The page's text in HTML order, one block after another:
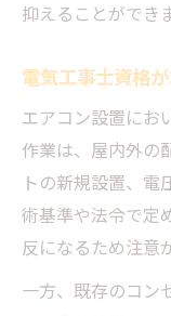
エアコ
工事費
ント
エアコ
い
配線延
目安
2階設置
抑えることができ
電気工事士資格
エアコン設置にお
作業は、屋内外の
トの新規設置、電
術基準や法令で定
反になるため注意
一方、既存のコン